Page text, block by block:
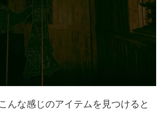
んな感じのアイテムを見つけると